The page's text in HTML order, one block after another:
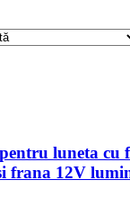
luneta cu
frana 12V